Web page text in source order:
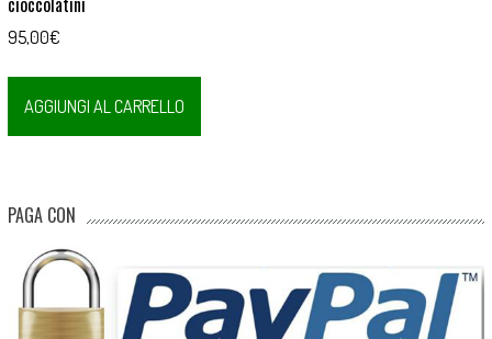
95,00€
AGGIUNGI AL CARRELLO
PAGA CON